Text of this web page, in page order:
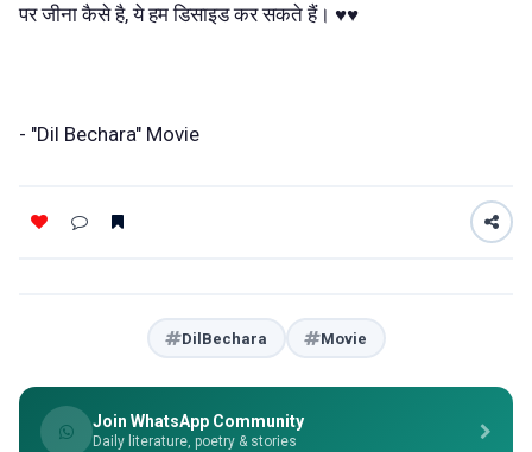
पर जीना कैसे है, ये हम डिसाइड कर सकते हैं। ♥️♥️
- "Dil Bechara" Movie
DilBechara Movie
Join WhatsApp Community
Daily literature, poetry & stories